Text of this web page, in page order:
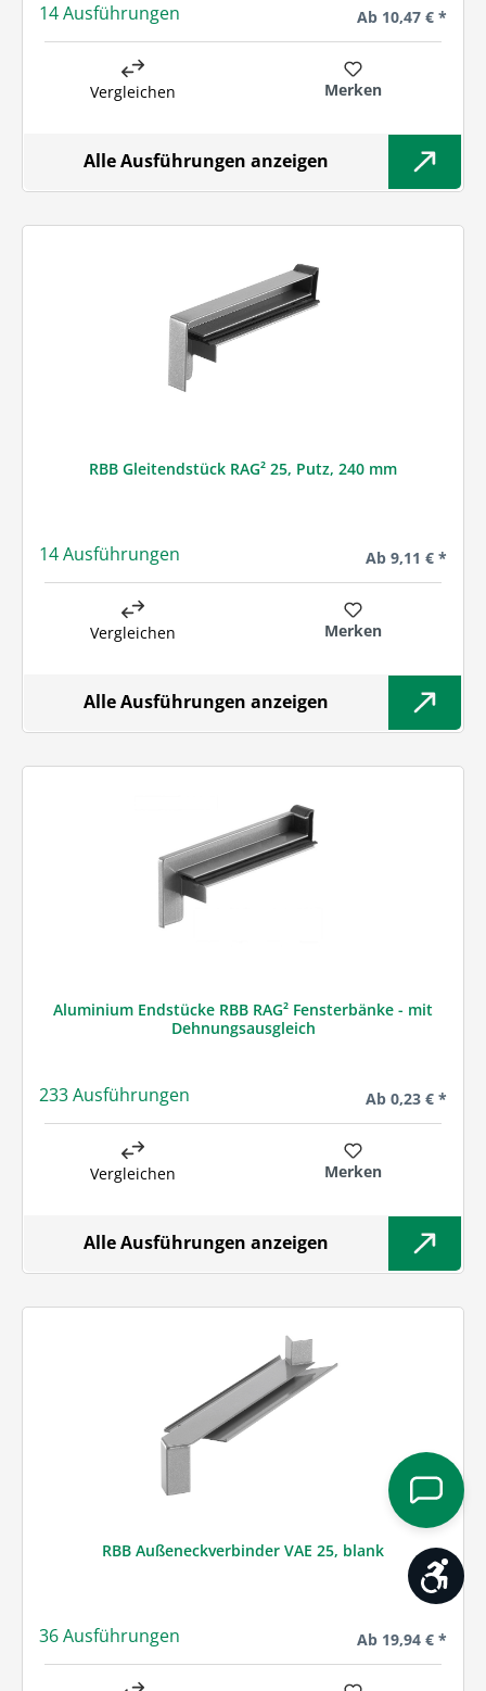
14 Ausführungen Regulärer Preis:
Ab 10,47 € *
Vergleichen Merken
Alle Ausführungen anzeigen
RBB Gleitendstück RAG² 25, Putz, 240 mm
14 Ausführungen Regulärer Preis:
Ab 9,11 € *
Vergleichen Merken
Alle Ausführungen anzeigen
Aluminium Endstücke RBB RAG² Fensterbänke - mit
Dehnungsausgleich
233 Ausführungen Regulärer Preis:
Ab 0,23 € *
Vergleichen Merken
Alle Ausführungen anzeigen
RBB Außeneckverbinder VAE 25, blank
36 Ausführungen Regulärer Preis:
Ab 19,94 € *